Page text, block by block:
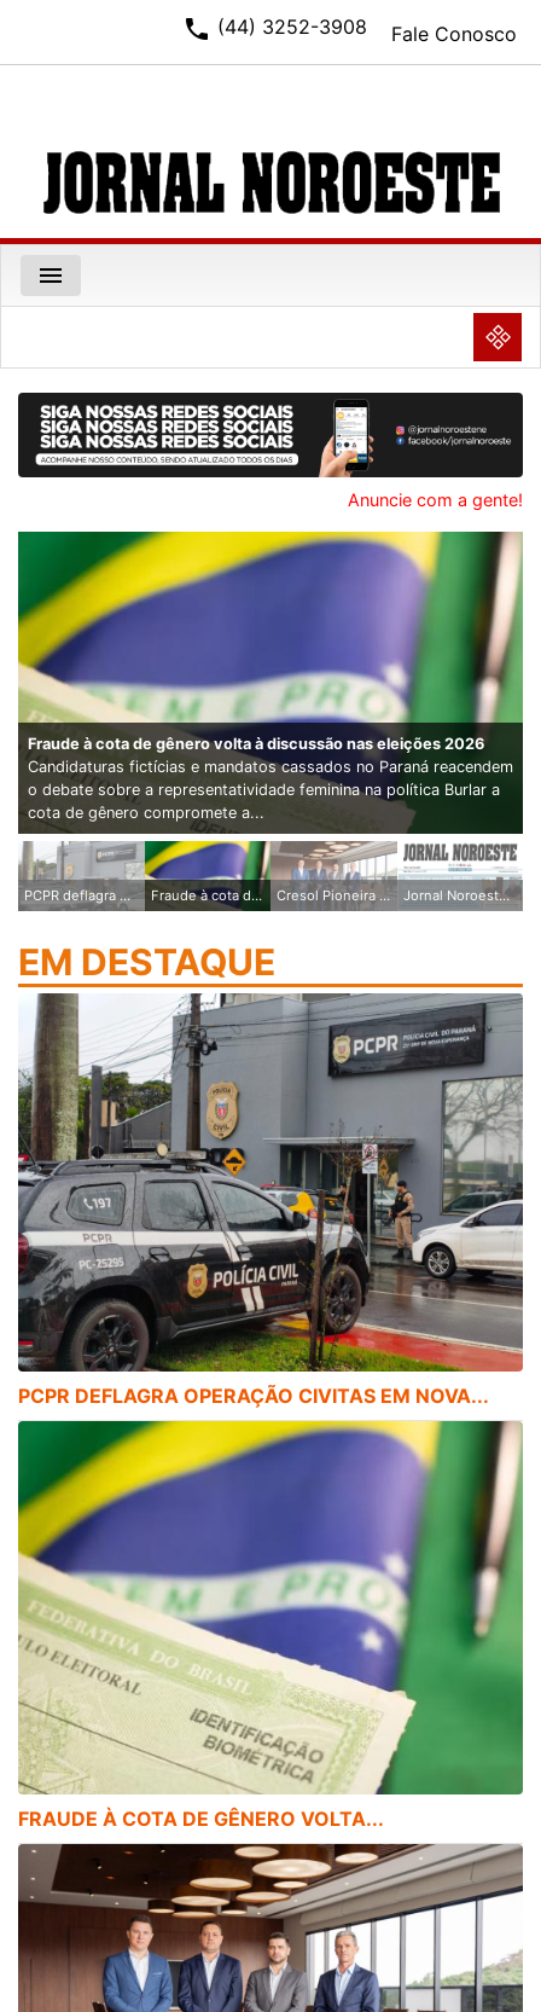
Fale Conosco
phone (44) 3252-3908
menu
NULL
Anuncie com a gente!
Fraude à cota de gênero volta à discussão nas eleições 2026
Candidaturas fictícias e mandatos cassados no Paraná reacendem
o debate sobre a representatividade feminina na política Burlar a
cota de gênero compromete a...
PCPR deflagra Operação Civitas em Nova Esperança e prende cinco pessoas em... Fraude à cota de gênero volta à discussão nas eleições 2026 Cresol Pioneira alcança a marca de R$ 4 bilhões em ativos Jornal Noroeste - edição nº1825 desta sexta-feira, 07 de agosto de 2026
EM DESTAQUE
PCPR DEFLAGRA OPERAÇÃO CIVITAS EM NOVA...
FRAUDE À COTA DE GÊNERO VOLTA...